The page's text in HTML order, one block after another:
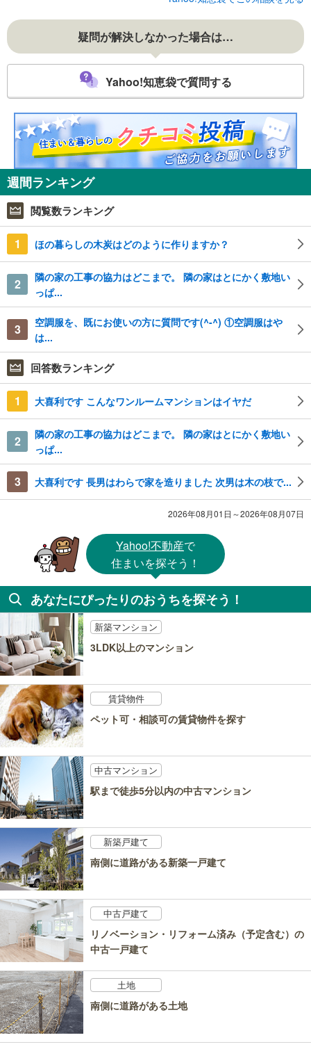
疑問が解決しなかった場合は…
Yahoo!知恵袋で質問する
週間ランキング
閲覧数ランキング
1 ほの暮らしの木炭はどのように作りますか？
2
隣の家の工事の協力はどこまで。 隣の家はとにかく敷地い
っぱ...
3
空調服を、既にお使いの方に質問です(^-^) ①空調服はや
は...
回答数ランキング
1 大喜利です こんなワンルームマンションはイヤだ
2
隣の家の工事の協力はどこまで。 隣の家はとにかく敷地い
っぱ...
3 大喜利です 長男はわらで家を造りました 次男は木の枝で...
2026年08月01日～2026年08月07日
Yahoo!不動産で
住まいを探そう！
あなたにぴったりのおうちを探そう！
新築マンション
3LDK以上のマンション
賃貸物件
ペット可・相談可の賃貸物件を探す
中古マンション
駅まで徒歩5分以内の中古マンション
新築戸建て
南側に道路がある新築一戸建て
中古戸建て
リノベーション・リフォーム済み（予定含む）の
中古一戸建て
土地
南側に道路がある土地